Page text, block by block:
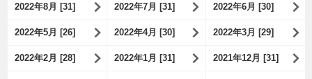
2022年8月 [31] 2022年7月 [31] 2022年6月 [30]
2022年5月 [26] 2022年4月 [30] 2022年3月 [29]
2022年2月 [28] 2022年1月 [31] 2021年12月 [31]